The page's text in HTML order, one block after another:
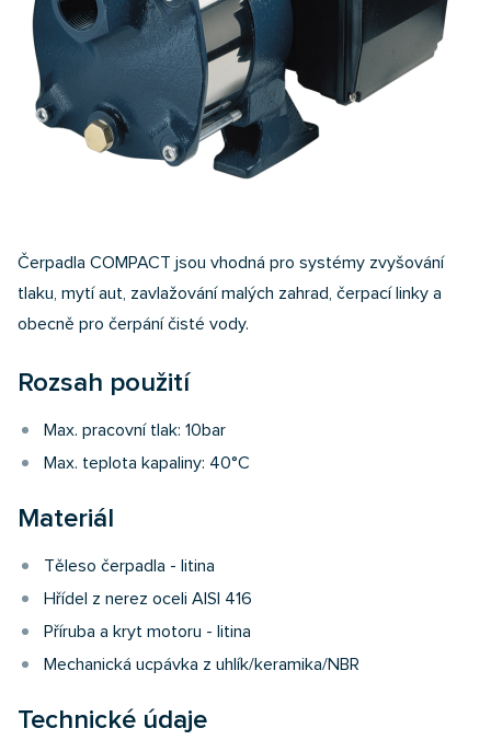
Čerpadla COMPACT jsou vhodná pro systémy zvyšování
tlaku, mytí aut, zavlažování malých zahrad, čerpací linky a
obecně pro čerpání čisté vody.
Rozsah použití
Max. pracovní tlak: 10bar
Max. teplota kapaliny: 40°C
Materiál
Těleso čerpadla - litina
Hřídel z nerez oceli AISI 416
Příruba a kryt motoru - litina
Mechanická ucpávka z uhlík/keramika/NBR
Technické údaje